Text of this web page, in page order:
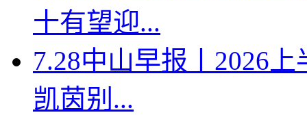
十有望迎...
7.28中山早报丨2026
凯茵别...